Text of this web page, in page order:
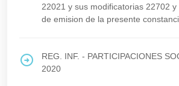
22021 y sus modificatorias 22702
de emision de la presente
REG. INF. - PARTICIPACIONES
2020